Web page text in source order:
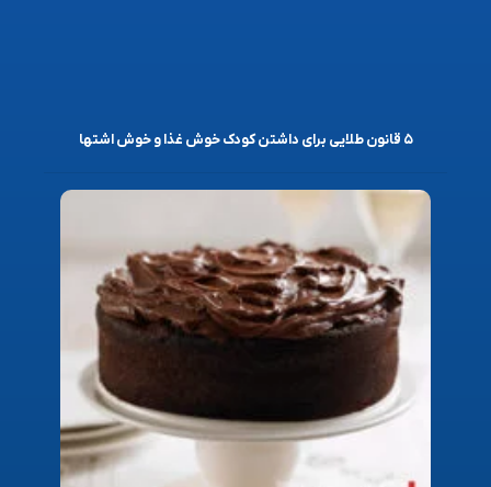
۵ قانون طلایی برای داشتن کودک خوش غذا و خوش اشتها